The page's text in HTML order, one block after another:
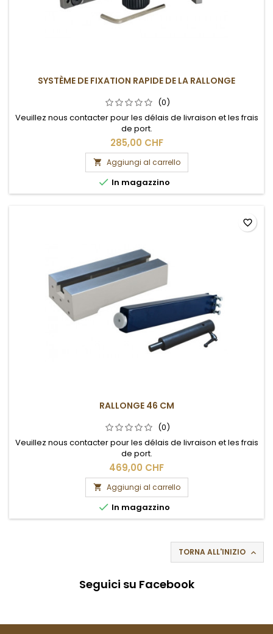
SYSTÈME DE FIXATION RAPIDE DE LA RALLONGE
(0)
Veuillez nous contacter pour les délais de livraison et les frais
de port.
285,00 CHF
 Aggiungi al carrello
 In magazzino
RALLONGE 46 CM
(0)
Veuillez nous contacter pour les délais de livraison et les frais
de port.
469,00 CHF
 Aggiungi al carrello
 In magazzino
favorite_border
TORNA ALL'INIZIO 
Seguici su Facebook